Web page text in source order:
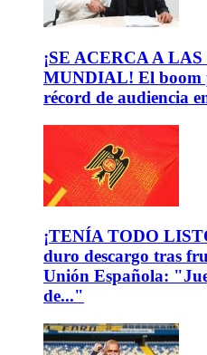
¡SE ACERCA A
MUNDIAL! El boom
récord de audiencia
¡TENÍA TODO
duro descargo tras
Unión Española:
de..."